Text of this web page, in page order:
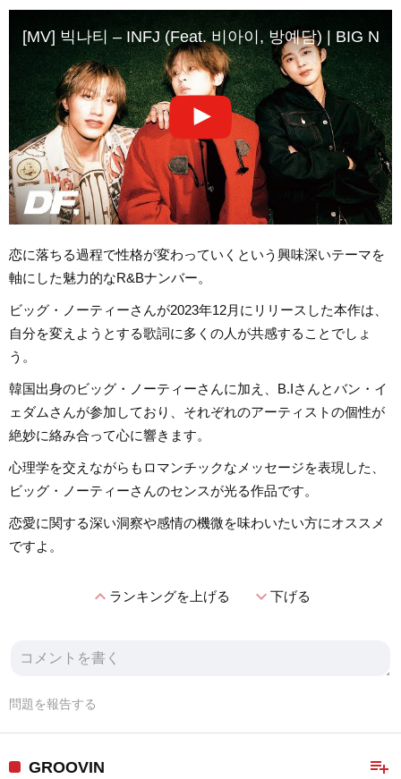
[MV] 빅나티 – INFJ (Feat. 비아이, 방예담) | BIG
恋に落ちる過程で性格が変わっていくという興味深いテーマを
軸にした魅力的なR&Bナンバー。
ビッグ・ノーティーさんが2023年12月にリリースした本作は、
自分を変えようとする歌詞に多くの人が共感することでしょ
う。
韓国出身のビッグ・ノーティーさんに加え、B.Iさんとバン・イ
ェダムさんが参加しており、それぞれのアーティストの個性が
絶妙に絡み合って心に響きます。
心理学を交えながらもロマンチックなメッセージを表現した、
ビッグ・ノーティーさんのセンスが光る作品です。
恋愛に関する深い洞察や感情の機微を味わいたい方にオススメ
ですよ。
expand_lessランキングを上げる expand_more下げる
問題を報告する
playlist_add
GROOVIN